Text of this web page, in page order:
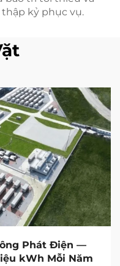
kỷ phục vụ.
Phát Điện —
kWh Mỗi Năm